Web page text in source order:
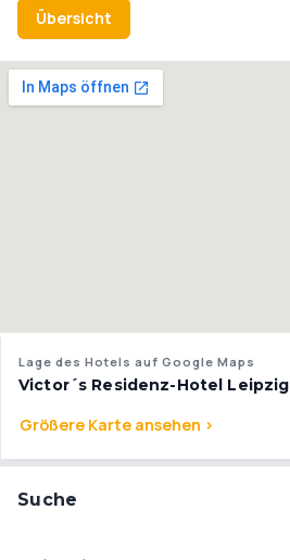
Übersicht
Lage des Hotels auf Google Maps
Victor´s Residenz-Hotel Leipzig
Größere Karte ansehen >
Suche